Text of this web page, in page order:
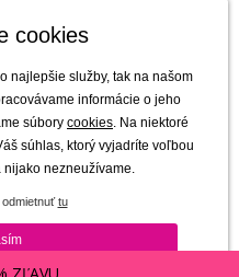
mim(m)oriadnou starostlivosťou od
pre ČR a Slovensko
Všetky práva vyhradené | technicky
s.r.o.
cookies
najlepšie služby, tak na našom
informácie o jeho
súbory cookies. Na niektoré
súhlas, ktorý vyjadríte voľbou
nijako nezneužívame.
odmietnuťtu